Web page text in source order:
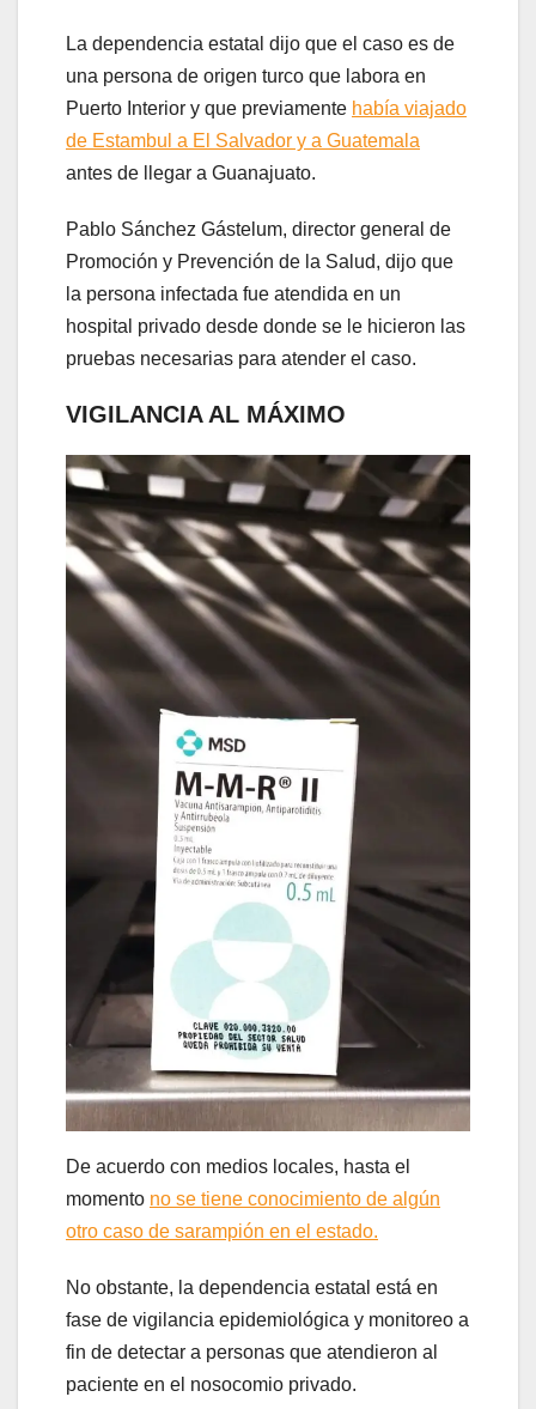
La dependencia estatal dijo que el caso es de
una persona de origen turco que labora en
Puerto Interior y que previamente había viajado
de Estambul a El Salvador y a Guatemala
antes de llegar a Guanajuato.
Pablo Sánchez Gástelum, director general de
Promoción y Prevención de la Salud, dijo que
la persona infectada fue atendida en un
hospital privado desde donde se le hicieron las
pruebas necesarias para atender el caso.
VIGILANCIA AL MÁXIMO
De acuerdo con medios locales, hasta el
momento no se tiene conocimiento de algún
otro caso de sarampión en el estado.
No obstante, la dependencia estatal está en
fase de vigilancia epidemiológica y monitoreo a
fin de detectar a personas que atendieron al
paciente en el nosocomio privado.